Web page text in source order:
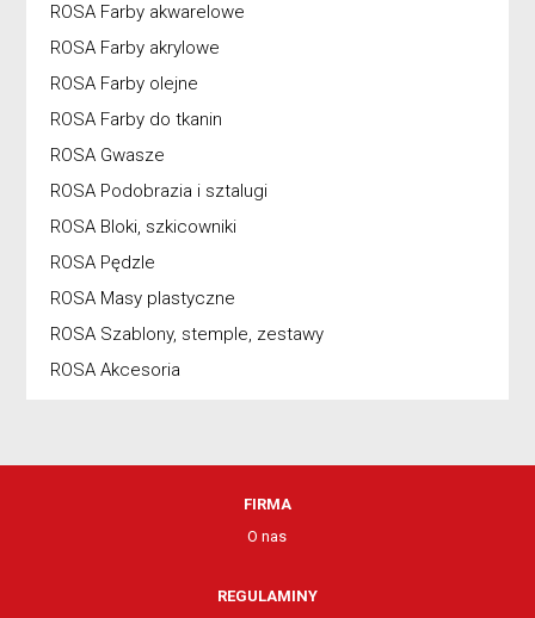
ROSA Farby akwarelowe
ROSA Farby akrylowe
ROSA Farby olejne
ROSA Farby do tkanin
ROSA Gwasze
ROSA Podobrazia i sztalugi
ROSA Bloki, szkicowniki
ROSA Pędzle
ROSA Masy plastyczne
ROSA Szablony, stemple, zestawy
ROSA Akcesoria
FIRMA
O nas
REGULAMINY